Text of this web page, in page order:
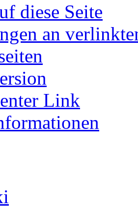
diese Seite
an
Link